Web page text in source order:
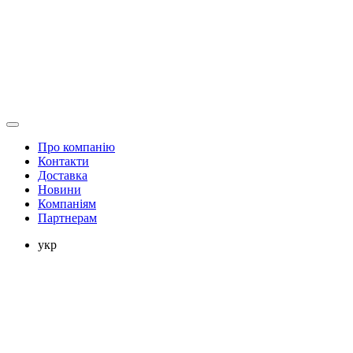
Про компанію
Контакти
Доставка
Новини
Компаніям
Партнерам
укр